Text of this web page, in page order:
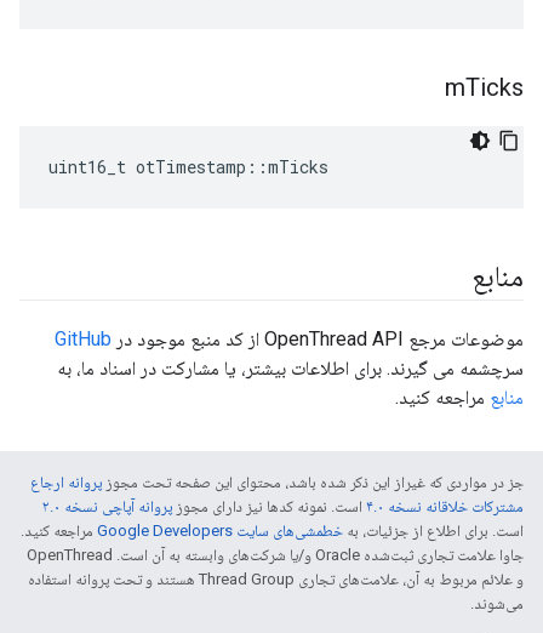
mTicks
uint16_t otTimestamp ::mTicks
منابع
موضوعات مرجع OpenThread API از کد منبع موجود در
GitHub
سرچشمه می گیرند. برای اطلاعات بیشتر، یا مشارکت در اسناد ما، به
منابع مراجعه کنید.
جز در مواردی که غیراز این ذکر شده باشد، محتوای این صفحه تحت مجوز پروانه ارجاع
مشترکات خلاقانه نسخه ۴.۰
است. نمونه کدها نیز دارای مجوز پروانه آپاچی نسخه ۲.۰
است. برای اطلاع از جزئیات، به خطمشی‌های سایت Google Developers‏
مراجعه کنید.
جاوا علامت تجاری ثبت‌شده Oracle و/یا شرکت‌های وابسته به آن است. ‫OpenThread
و علائم مربوط به آن، علامت‌های تجاری Thread Group هستند و تحت پروانه استفاده
می‌شوند.